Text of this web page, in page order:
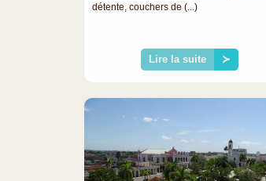
détente, couchers de (...)
Lire la suite ≻